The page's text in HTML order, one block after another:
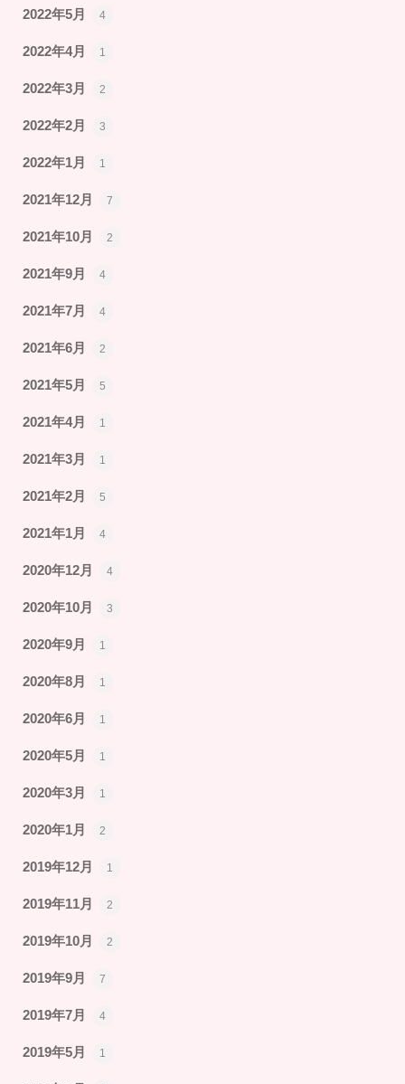
2022年5月 4
2022年4月 1
2022年3月 2
2022年2月 3
2022年1月 1
2021年12月 7
2021年10月 2
2021年9月 4
2021年7月 4
2021年6月 2
2021年5月 5
2021年4月 1
2021年3月 1
2021年2月 5
2021年1月 4
2020年12月 4
2020年10月 3
2020年9月 1
2020年8月 1
2020年6月 1
2020年5月 1
2020年3月 1
2020年1月 2
2019年12月 1
2019年11月 2
2019年10月 2
2019年9月 7
2019年7月 4
2019年5月 1